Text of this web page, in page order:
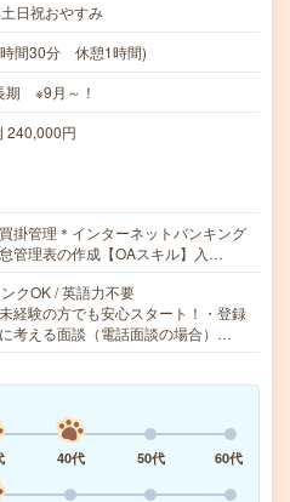
日祝おやすみ
間30分 休憩1時間)
期 ※9月～！
円
掛管理＊インターネットバンキング
管理表の作成【OAスキル】入…
クOK / 英語力不要
経験の方でも安心スタート！・登録
考える面談（電話面談の場合）…
40代 50代
60代